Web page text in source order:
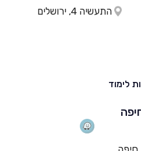
התעשיה 4, ירושלים